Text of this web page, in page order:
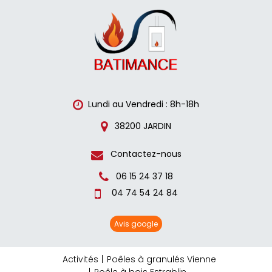
Lundi au Vendredi : 8h-18h
38200 JARDIN
Contactez-nous
06 15 24 37 18
04 74 54 24 84
Avis google
Activités
Poêles à granulés Vienne